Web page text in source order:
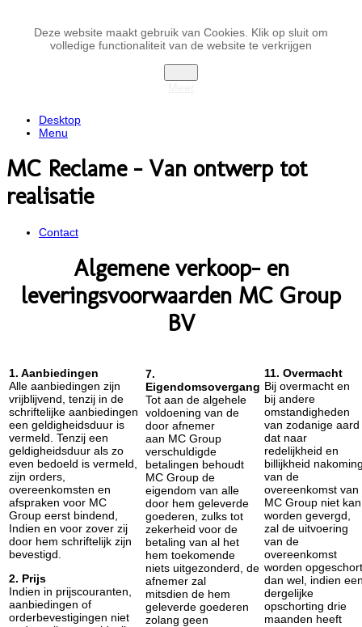
Deze website maakt gebruik van Cookies. Klik op sluit om
volledige functionaliteit van de website te verkrijgen
Desktop
Menu
MC Reclame - Van ontwerp tot
realisatie
Contact
Algemene verkoop- en
leveringsvoorwaarden MC Group
BV
1. Aanbiedingen
Alle aanbiedingen zijn
vrijblijvend, tenzij in de
schriftelijke aanbiedingen
een geldigheidsduur is
vermeld. Tenzij een
geldigheidsduur als zo
even bedoeld is vermeld,
zijn orders,
overeenkomsten en
afspraken voor MC
Group eerst bindend,
Indien en voor zover zij
door hem schriftelijk zijn
bevestigd.
2. Prijs
Indien in prijscouranten,
aanbiedingen of
orderbevestigingen niet
7.
Eigendomsovergang
Tot aan de algehele
voldoening van de
door afnemer
aan MC Group
verschuldigde
betalingen behoudt
MC Group de
eigendom van alle
door hem geleverde
goederen, zulks tot
zekerheid voor de
betaling van al het
hem toekomende
niets uitgezonderd, de
afnemer zal
mitsdien de hem
geleverde goederen
zolang geen
11. Overmacht
Bij overmacht en
bij andere
omstandigheden
van zodanige aard
dat naar
redelijkheid en
billijkheid
van de
overeenkomst van
MC Group niet kan
worden gevergd,
zal de uitvoering
van de
overeenkomst
worden opgeschort
dan wel, indien
dergelijke
opschorting drie
maanden heeft